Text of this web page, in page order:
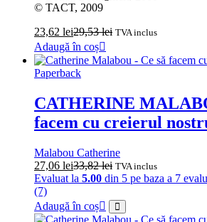
© TACT, 2009
23,62 lei29,53lei TVA inclus
Adaugă în coș
Paperback
CATHERINE
facem cu creierul
Malabou Catherine
27,06 lei33,82lei TVA inclus
Evaluat la 5.00 din 5 pe baza a 7
(7)
Adaugă în coș